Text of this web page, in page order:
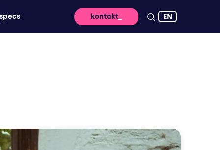
specs kontakt EN